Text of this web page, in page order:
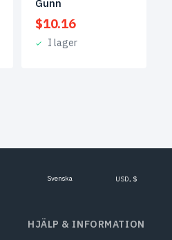
Gunn
$10.16
I lager
Svenska USD, $
HJÄLP & INFORMATION